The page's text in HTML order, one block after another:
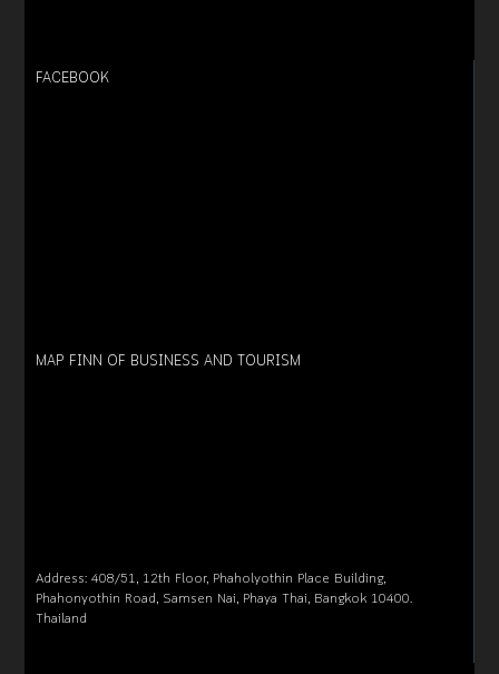
FACEBOOK
MAP FINN OF BUSINESS AND TOURISM
Address: 408/51, 12th Floor, Phaholyothin Place Building,
Phahonyothin Road, Samsen Nai, Phaya Thai, Bangkok 10400.
Thailand